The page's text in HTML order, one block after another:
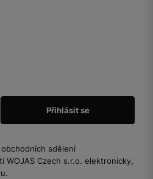
obchodních sdělení
WOJAS Czech s.r.o. elektronicky,